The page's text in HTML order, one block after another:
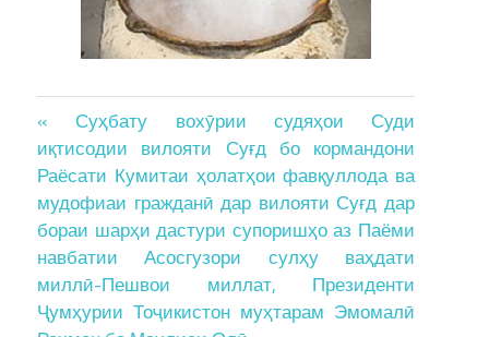
Post
navigation
« Суҳбату вохӯрии судяҳои Суди
иқтисодии вилояти Суғд бо кормандони
Раёсати Кумитаи ҳолатҳои фавқуллода ва
мудофиаи гражданӣ дар вилояти Суғд дар
бораи шарҳи дастури супоришҳо аз Паёми
навбатии Асосгузори сулҳу ваҳдати
миллӣ-Пешвои миллат, Президенти
Ҷумҳурии Тоҷикистон муҳтарам Эмомалӣ